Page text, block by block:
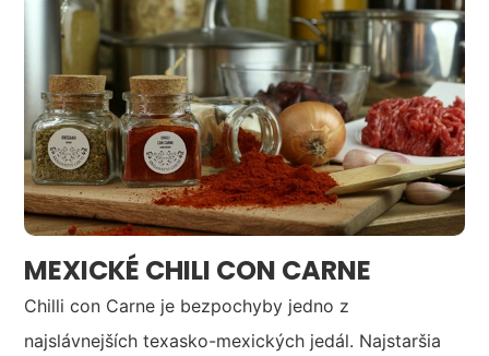
MEXICKÉ CHILI CON CARNE
Chilli con Carne je bezpochyby jedno z
najslávnejších texasko-mexických jedál. Najstaršia